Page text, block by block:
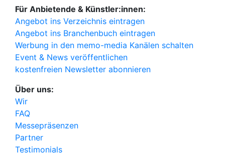
Für Anbietende & Künstler:innen:
Angebot ins Verzeichnis eintragen
Angebot ins Branchenbuch eintragen
Werbung in den memo-media Kanälen schalten
Event & News veröffentlichen
kostenfreien Newsletter abonnieren
Über uns:
Wir
FAQ
Messepräsenzen
Partner
Testimonials